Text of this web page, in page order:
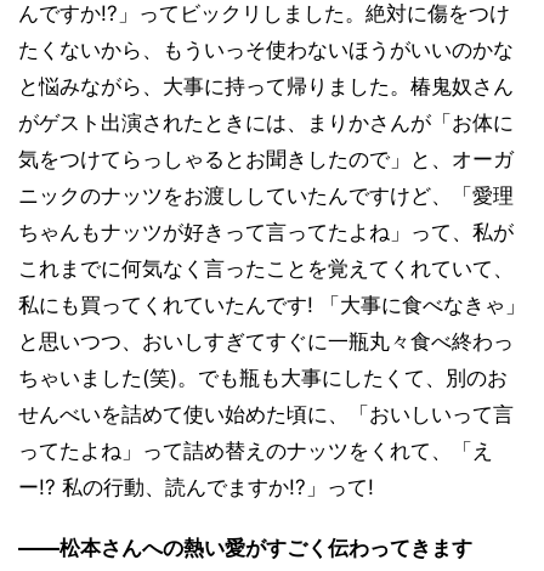
んですか!?」ってビックリしました。絶対に傷をつけ
たくないから、もういっそ使わないほうがいいのかな
と悩みながら、大事に持って帰りました。椿鬼奴さん
がゲスト出演されたときには、まりかさんが「お体に
気をつけてらっしゃるとお聞きしたので」と、オーガ
ニックのナッツをお渡ししていたんですけど、「愛理
ちゃんもナッツが好きって言ってたよね」って、私が
これまでに何気なく言ったことを覚えてくれていて、
私にも買ってくれていたんです! 「大事に食べなきゃ」
と思いつつ、おいしすぎてすぐに一瓶丸々食べ終わっ
ちゃいました(笑)。でも瓶も大事にしたくて、別のお
せんべいを詰めて使い始めた頃に、「おいしいって言
ってたよね」って詰め替えのナッツをくれて、「え
ー!? 私の行動、読んでますか!?」って!
――松本さんへの熱い愛がすごく伝わってきます